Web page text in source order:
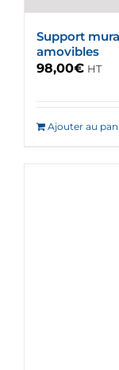
Support
amovibles
98,00€ HT
Ajouter au